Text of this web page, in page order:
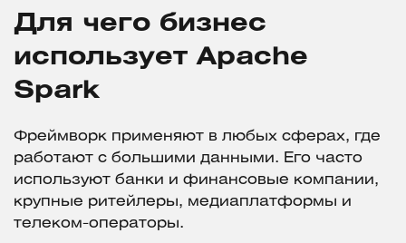
Для чего бизнес
использует Apache
Spark
Фреймворк применяют в любых сферах, где
работают с большими данными. Его часто
используют банки и финансовые компании,
крупные ритейлеры, медиаплатформы и
телеком-операторы.